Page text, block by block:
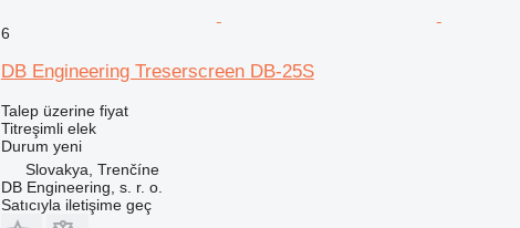
6
DB Engineering Treserscreen DB-25S
Talep üzerine fiyat
Titreşimli elek
Durum yeni
Slovakya, Trenčíne
DB Engineering, s. r. o.
Satıcıyla iletişime geç